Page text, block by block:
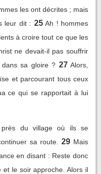
les ont décrites ; mais
leur dit : 25 Ah ! hommes
à croire tout ce que les
ne devait-il pas souffrir
sa gloire ? 27 Alors,
et parcourant tous ceux
ce qui se rapportait à lui
près du village où ils se
sa route.
29 Mais
en disant : Reste donc
le soir approche. Alors il